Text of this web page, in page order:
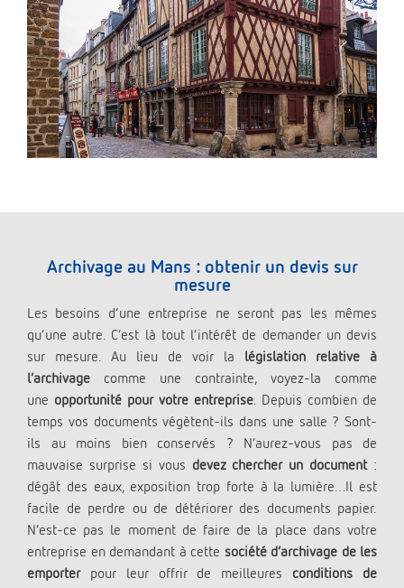
Archivage au Mans : obtenir un devis sur
mesure
Les besoins d’une entreprise ne seront pas les mêmes
qu’une autre. C’est là tout l’intérêt de demander un devis
sur mesure. Au lieu de voir la législation relative à
l’archivage comme une contrainte, voyez-la comme
une opportunité pour votre entreprise. Depuis combien de
temps vos documents végètent-ils dans une salle ? Sont-
ils au moins bien conservés ? N’aurez-vous pas de
mauvaise surprise si vous devez chercher un document:
dégât des eaux, exposition trop forte à la lumière…Il est
facile de perdre ou de détériorer des documents papier.
N’est-ce pas le moment de faire de la place dans votre
entreprise en demandant à cette société d’archivage de les
emporterpour leur offrir de meilleures conditions de